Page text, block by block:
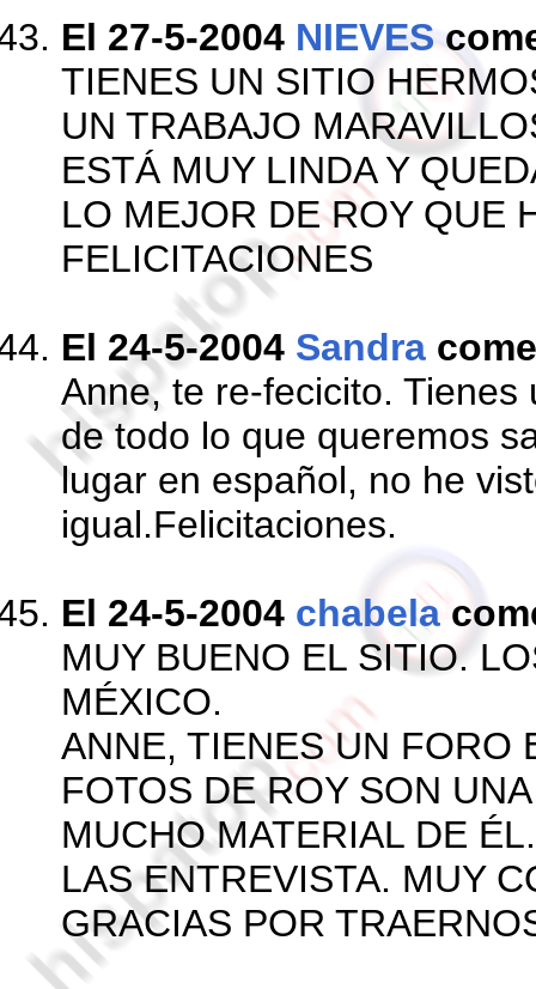
El 27-5-2004 NIEVES
TIENES UN SITIO
UN TRABAJO
ESTÁ MUY LINDA Y
LO MEJOR DE ROY QUE
FELICITACIONES
El 24-5-2004 Sandra
Anne, te re-fecicito.
de todo lo que queremos
lugar en español, no he
igual.Felicitaciones.
El 24-5-2004 chabela
MUY BUENO EL SITIO.
MÉXICO.
ANNE, TIENES UN FORO
FOTOS DE ROY SON
MUCHO MATERIAL DE
LAS ENTREVISTA. MUY
GRACIAS POR